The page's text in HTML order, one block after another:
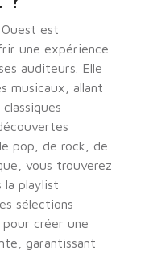
est
une expérience
auditeurs. Elle
musicaux, allant
pop, de rock, de
vous trouverez
la playlist
sélections
pour créer une
garantissant